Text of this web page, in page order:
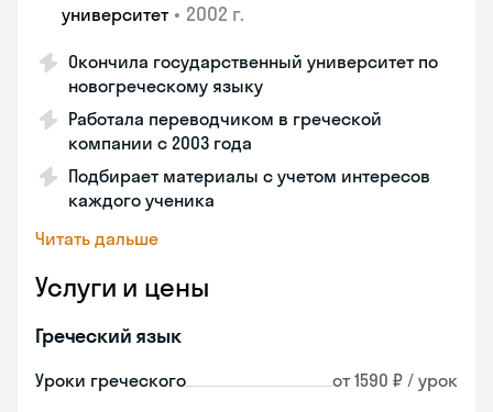
университет • 2002 г.
Окончила государственный университет по
новогреческому языку
Работала переводчиком в греческой
компании с 2003 года
Подбирает материалы с учетом интересов
каждого ученика
Читать дальше
Услуги и цены
Греческий язык
Уроки греческого от 1590 ₽ / урок